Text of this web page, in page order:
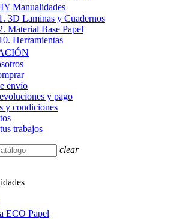
Manualidades
3D Laminas y Cuadernos
Material Base Papel
Herramientas
envío
y pago
y condiciones
trabajos
clear
ECO Papel